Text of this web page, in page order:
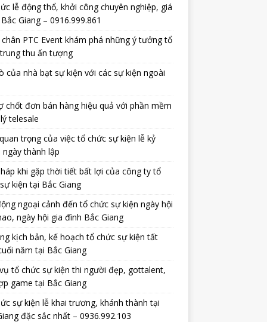
lễ động thổ, khởi công chuyên nghiệp, giá
Giang – 0916.999.861
PTC Event khám phá những ý tưởng tổ
thu ấn tượng
của nhà bạt sự kiện với các sự kiện ngoài
chốt đơn bán hàng hiệu quả với phần mềm
telesale
trọng của việc tổ chức sự kiện lễ kỷ
ngày thành lập
khi gặp thời tiết bất lợi của công ty tổ
kiện tại Bắc Giang
ngoại cảnh đến tổ chức sự kiện ngày hội
ngày hội gia đình Bắc Giang
kịch bản, kế hoạch tổ chức sự kiện tất
năm tại Bắc Giang
tổ chức sự kiện thi người đẹp, gottalent,
game tại Bắc Giang
sự kiện lễ khai trương, khánh thành tại
đặc sắc nhất – 0936.992.103